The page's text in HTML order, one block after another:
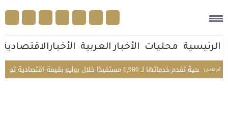
الرئيسية محليات الأخبار العربية الأخبارالاقتصادية
أخر الأخبار |
مستفيدًا خلال يوليو بقيمة اقتصادية تجاوزت 9.2 مليون ريال